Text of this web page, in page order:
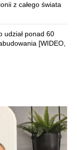
z całego świata
udział ponad 60
[WIDEO,